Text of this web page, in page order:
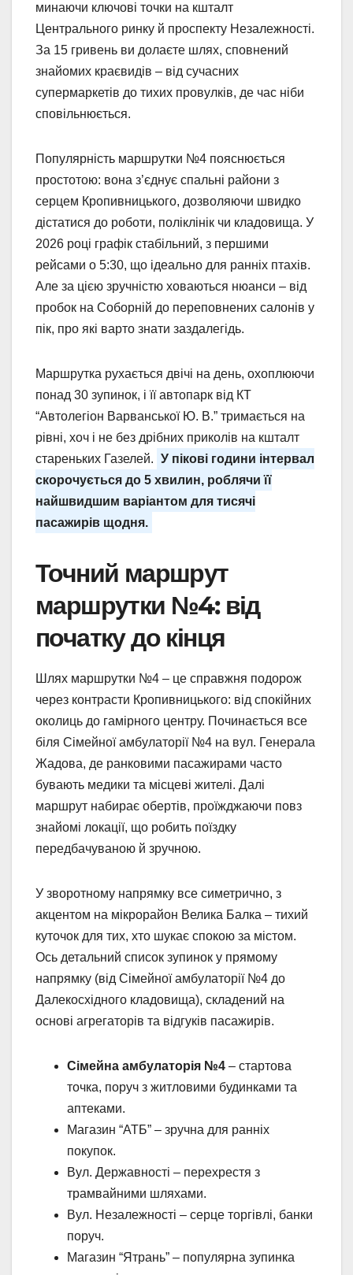
минаючи ключові точки на кшталт
Центрального ринку й проспекту Незалежності.
За 15 гривень ви долаєте шлях, сповнений
знайомих краєвидів – від сучасних
супермаркетів до тихих провулків, де час ніби
сповільнюється.
Популярність маршрутки №4 пояснюється
простотою: вона з’єднує спальні райони з
серцем Кропивницького, дозволяючи швидко
дістатися до роботи, поліклінік чи кладовища. У
2026 році графік стабільний, з першими
рейсами о 5:30, що ідеально для ранніх птахів.
Але за цією зручністю ховаються нюанси – від
пробок на Соборній до переповнених салонів у
пік, про які варто знати заздалегідь.
Маршрутка рухається двічі на день, охоплюючи
понад 30 зупинок, і її автопарк від КТ
“Автолегіон Варванської Ю. В.” тримається на
рівні, хоч і не без дрібних приколів на кшталт
стареньких Газелей. У пікові години інтервал
скорочується до 5 хвилин, роблячи її
найшвидшим варіантом для тисячі
пасажирів щодня.
Точний маршрут
маршрутки №4: від
початку до кінця
Шлях маршрутки №4 – це справжня подорож
через контрасти Кропивницького: від спокійних
околиць до гамірного центру. Починається все
біля Сімейної амбулаторії №4 на вул. Генерала
Жадова, де ранковими пасажирами часто
бувають медики та місцеві жителі. Далі
маршрут набирає обертів, проїжджаючи повз
знайомі локації, що робить поїздку
передбачуваною й зручною.
У зворотному напрямку все симетрично, з
акцентом на мікрорайон Велика Балка – тихий
куточок для тих, хто шукає спокою за містом.
Ось детальний список зупинок у прямому
напрямку (від Сімейної амбулаторії №4 до
Далекосхідного кладовища), складений на
основі агрегаторів та відгуків пасажирів.
Сімейна амбулаторія №4 – стартова
точка, поруч з житловими будинками та
аптеками.
Магазин “АТБ” – зручна для ранніх
покупок.
Вул. Державності – перехрестя з
трамвайними шляхами.
Вул. Незалежності – серце торгівлі, банки
поруч.
Магазин “Ятрань” – популярна зупинка